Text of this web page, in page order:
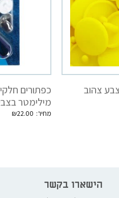
צהוב
מילימטר
₪22.00
הישארו בקשר